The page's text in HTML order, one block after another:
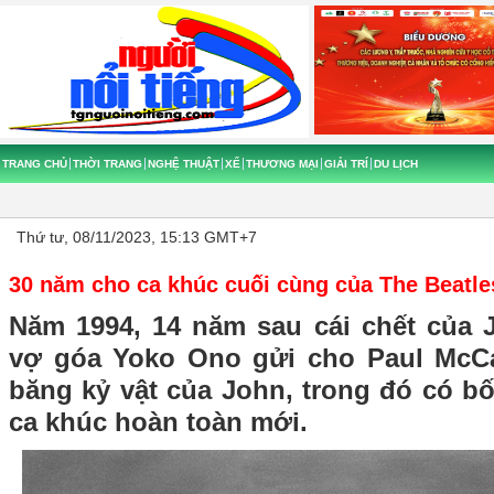
TRANG CHỦ THỜI TRANG NGHỆ THUẬT XẾ THƯƠNG MẠI GIẢI TRÍ DU LỊCH
Thứ tư, 08/11/2023, 15:13 GMT+7
30 năm cho ca khúc cuối cùng của The
Năm 1994, 14 năm sau cái chết
vợ góa Yoko Ono gửi cho Paul
băng kỷ vật của John, trong đó có
ca khúc hoàn toàn mới.